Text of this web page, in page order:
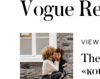
Vogue